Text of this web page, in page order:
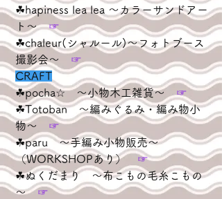
☘︎hapiness lea lea ～カラーサンドアー
ト～ ☞
☘︎chaleur(シャルール)​～フォトブース
撮影会～ ☞
CRAFT
☘︎pocha☆　～小物木工雑貨～ ☞
☘︎Totoban　～編みぐるみ・編み物小
物～ ☞
☘︎paru　～手編み小物販売～
（WORKSHOPあり） ☞
☘︎ぬくだまり　～布こもの毛糸こもの
～ ☞